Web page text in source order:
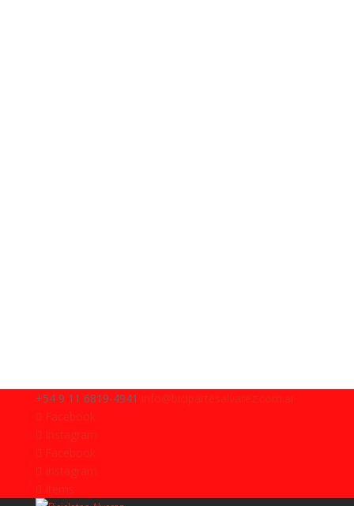
+54 9 11 6819-4941 info@bicipartesalvarez.com.ar
Facebook
Instagram
Facebook
Instagram
0 Items